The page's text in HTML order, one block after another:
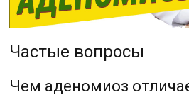
Частые вопросы
Чем аденомиоз